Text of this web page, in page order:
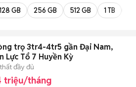
GB 256 GB 512 GB 1 TB
trọ 3tr4-4tr5 gần Đại Nam,
Lực Tổ 7 Huyền Kỳ
đầy đủ
triệu/tháng